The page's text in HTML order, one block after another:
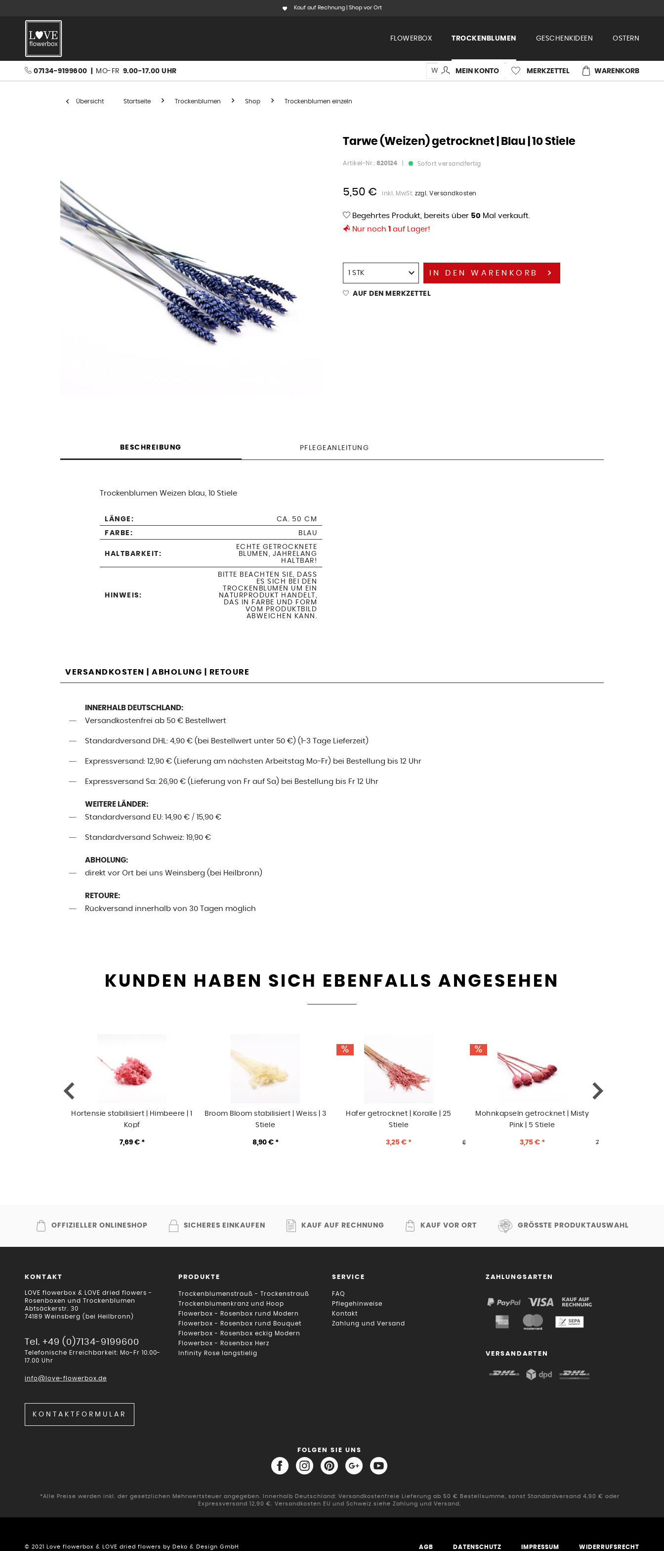
Kauf auf Rechnung | Shop vor Ort
FLOWERBOX TROCKENBLUMEN GESCHENKIDEEN OSTERN
07134-9199600 MO-FR 9.00-17.00 UHR MERKZETTEL
MEIN KONTO WARENKORB
Übersicht Startseite Trockenblumen Shop Trockenblumen einzeln
Tarwe (Weizen) getrocknet | Blau | 10 Stiele
Artikel-Nr.: 820124 Sofort versandfertig
5,50 € inkl. MwSt. zzgl. Versandkosten
Begehrtes Produkt, bereits über 50 Mal verkauft.
Nur noch 1 auf Lager!
IN DEN WARENKORB
AUF DEN MERKZETTEL
BESCHREIBUNG PFLEGEANLEITUNG
Trockenblumen Weizen blau, 10 Stiele
LÄNGE:
CA. 50 CM
FARBE:
BLAU
HALTBARKEIT:
ECHTE GETROCKNETE
BLUMEN, JAHRELANG
HALTBAR!
HINWEIS:
BITTE BEACHTEN SIE, DASS
ES SICH BEI DEN
TROCKENBLUMEN UM EIN
NATURPRODUKT HANDELT,
DAS IN FARBE UND FORM
VOM PRODUKTBILD
ABWEICHEN KANN.
VERSANDKOSTEN | ABHOLUNG | RETOURE
INNERHALB DEUTSCHLAND:
Versandkostenfrei ab 50 € Bestellwert
Standardversand DHL: 4,90 € (bei Bestellwert unter 50 €) (1-3 Tage Lieferzeit)
Expressversand: 12,90 € (Lieferung am nächsten Arbeitstag Mo-Fr) bei Bestellung bis 12 Uhr
Expressversand Sa: 26,90 € (Lieferung von Fr auf Sa) bei Bestellung bis Fr 12 Uhr
WEITERE LÄNDER:
Standardversand EU: 14,90 € / 15,90 €
Standardversand Schweiz: 19,90 €
ABHOLUNG:
direkt vor Ort bei uns Weinsberg (bei Heilbronn)
RETOURE:
Rückversand innerhalb von 30 Tagen möglich
KUNDEN HABEN SICH EBENFALLS ANGESEHEN
Hortensie stabilisiert | Himbeere | 1
Kopf
7,69 € *
Broom Bloom stabilisiert | Weiss | 3
Stiele
8,90 € *
Hafer getrocknet | Koralle | 25
Stiele
3,25 € * 6,50 € *
Mohnkapseln getrocknet | Misty
Pink | 5 Stiele
3,75 € * 7,50 € *
OFFIZIELLER ONLINESHOP SICHERES EINKAUFEN KAUF AUF RECHNUNG KAUF VOR ORT GRÖSSTE PRODUKTAUSWAHL
KONTAKT
LOVE flowerbox & LOVE dried flowers -
Rosenboxen und Trockenblumen
Abtsäckerstr. 30
74189 Weinsberg (bei Heilbronn)
Tel. +49 (0)7134-9199600
Telefonische Erreichbarkeit: Mo-Fr 10.00-
17.00 Uhr
info@love-flowerbox.de
KONTAKTFORMULAR
PRODUKTE
Trockenblumenstrauß - Trockenstrauß
Trockenblumenkranz und Hoop
Flowerbox - Rosenbox rund Modern
Flowerbox - Rosenbox rund Bouquet
Flowerbox - Rosenbox eckig Modern
Flowerbox - Rosenbox Herz
Infinity Rose langstielig
SERVICE
FAQ
Pflegehinweise
Kontakt
Zahlung und Versand
ZAHLUNGSARTEN
VERSANDARTEN
FOLGEN SIE UNS
*Alle Preise werden inkl. der gesetzlichen Mehrwertsteuer angegeben. Innerhalb Deutschland: Versandkostenfreie Lieferung ab 50 € Bestellsumme, sonst Standardversand 4,90 € oder
Expressversand 12,90 €. Versandkosten EU und Schweiz siehe Zahlung und Versand.
© 2021 Love flowerbox & LOVE dried flowers by Deko & Design GmbH AGB DATENSCHUTZ IMPRESSUM WIDERRUFSRECHT